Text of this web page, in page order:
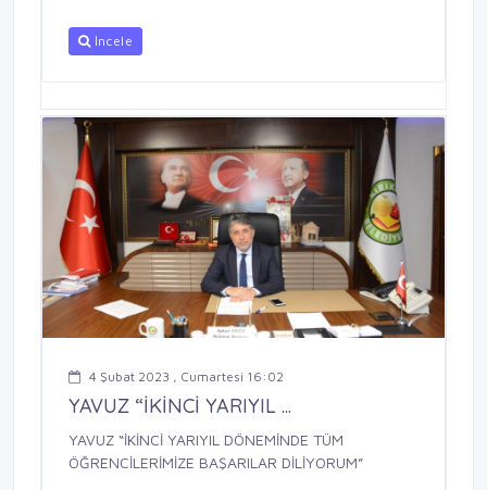
İncele
4 Şubat 2023 , Cumartesi 16:02
YAVUZ “İKİNCİ YARIYIL ...
YAVUZ “İKİNCİ YARIYIL DÖNEMİNDE TÜM
ÖĞRENCİLERİMİZE BAŞARILAR DİLİYORUM”